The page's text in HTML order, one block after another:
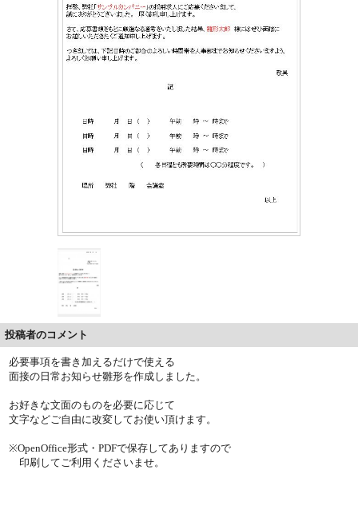
投稿者のコメント
必要事項を書き加えるだけで使える
面接の日常お知らせ雛形を作成しました。
お好きな文面のものを必要に応じて
文字などご自由に改変してお使い頂けます。
※OpenOffice形式・PDFで保存してありますので
印刷してご利用くださいませ。